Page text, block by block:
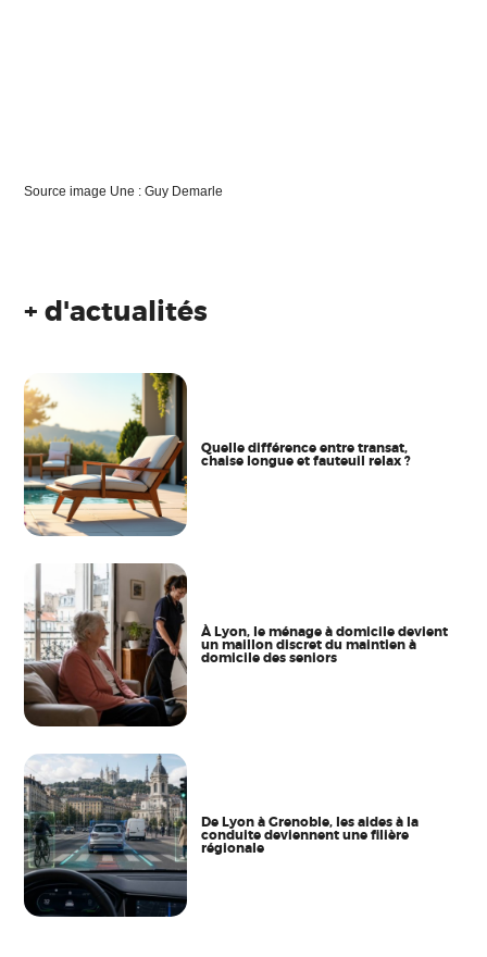
Source image Une : Guy Demarle
+ d'actualités
Quelle différence entre transat,
chaise longue et fauteuil relax ?
À Lyon, le ménage à domicile devient
un maillon discret du maintien à
domicile des seniors
De Lyon à Grenoble, les aides à la
conduite deviennent une filière
régionale